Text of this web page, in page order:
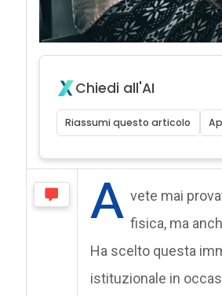
Chiedi all'AI
Riassumi questo articolo
A vete mai
fisica, ma
Ha scelto questa
istituzionale in